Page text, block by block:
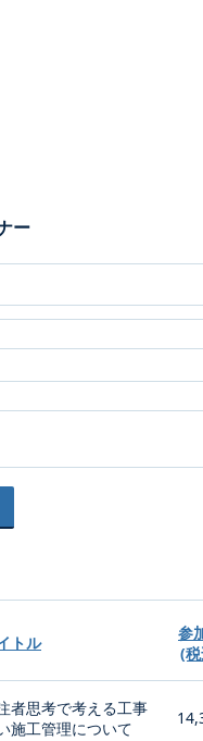
ー
トル
参
(
者思考で考える工事
施工管理について